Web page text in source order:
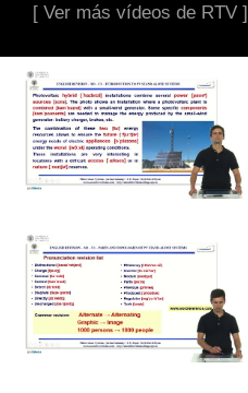
[ Ver más vídeos de RTV ]